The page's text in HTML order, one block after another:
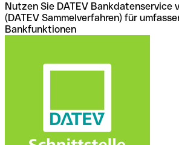
Nutzen Sie DATEV Bankdatenservice
(DATEV Sammelverfahren) für
Bankfunktionen